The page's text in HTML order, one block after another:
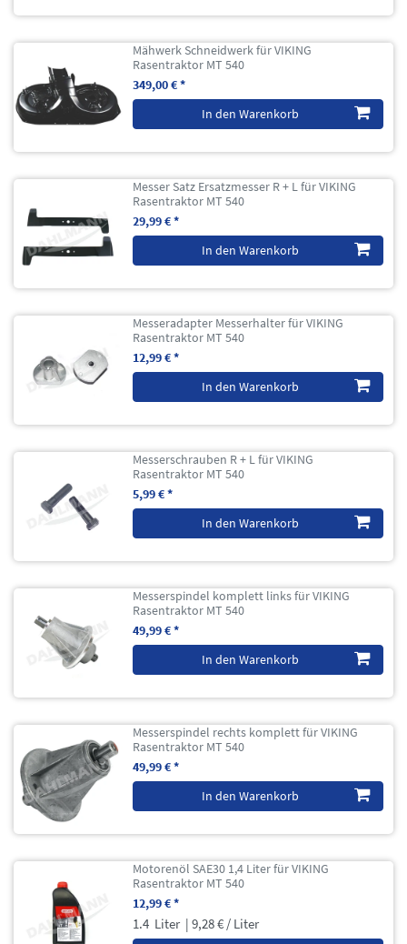
Mähwerk Schneidwerk für VIKING
Rasentraktor MT 540
349,00 € *
In den Warenkorb
Messer Satz Ersatzmesser R + L für VIKING
Rasentraktor MT 540
29,99 € *
In den Warenkorb
Messeradapter Messerhalter für VIKING
Rasentraktor MT 540
12,99 € *
In den Warenkorb
Messerschrauben R + L für VIKING
Rasentraktor MT 540
5,99 € *
In den Warenkorb
Messerspindel komplett links für VIKING
Rasentraktor MT 540
49,99 € *
In den Warenkorb
Messerspindel rechts komplett für VIKING
Rasentraktor MT 540
49,99 € *
In den Warenkorb
Motorenöl SAE30 1,4 Liter für VIKING
Rasentraktor MT 540
12,99 € *
1.4 Liter | 9,28 € / Liter